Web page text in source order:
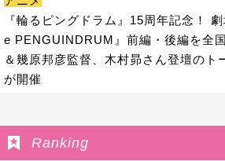
『輪るピングドラム』15周年記念！
e PENGUINDRUM』前編・後編を全
＆幾原邦彦監督、木村昴さん登壇のト
が開催
Ranking